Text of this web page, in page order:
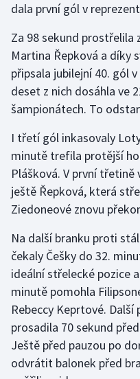
Short track
Sportovní střelba
Stolní tenis
Triatlon
Veslování
Vodní slalom
Volejbal
Ostatní
dala první gól v
Za 98 sekund prostřelila
Martina Řepková a díky
připsala jubilejní 40. gól
deset z nich dosáhla ve
šampionátech. To
I třetí gól inkasovaly
minutě trefila protější
Plášková. V první třetině
ještě Řepková, která
Ziedoneové znovu
Na další branku proti
čekaly Češky do 32.
ideální střelecké pozice
minutě pomohla
Rebeccy Keprtové.
prosadila 70 sekund
Ještě před pauzou po
odvrátit balonek před